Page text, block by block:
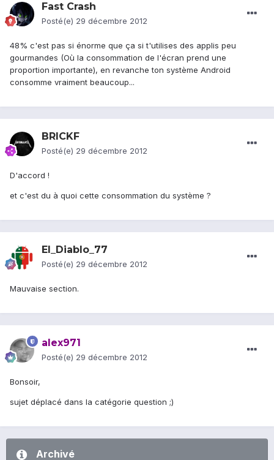
Fast Crash
Posté(e) 29 décembre 2012
48% c'est pas si énorme que ça si t'utilises des applis peu
gourmandes (Où la consommation de l'écran prend une
proportion importante), en revanche ton système Android
consomme vraiment beaucoup...
BRICKF
Posté(e) 29 décembre 2012
D'accord !
et c'est du à quoi cette consommation du système ?
El_Diablo_77
Posté(e) 29 décembre 2012
Mauvaise section.
alex971
Posté(e) 29 décembre 2012
Bonsoir,
sujet déplacé dans la catégorie question ;)
Archivé